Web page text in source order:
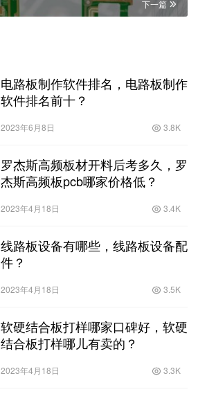
下一篇
电路板制作软件排名，电路板制作
软件排名前十？
2023年6月8日 3.8K
罗杰斯高频板材开料后考多久，罗
杰斯高频板pcb哪家价格低？
2023年4月18日 3.4K
线路板设备有哪些，线路板设备配
件？
2023年4月18日 3.5K
软硬结合板打样哪家口碑好，软硬
结合板打样哪儿有卖的？
2023年4月18日 3.3K